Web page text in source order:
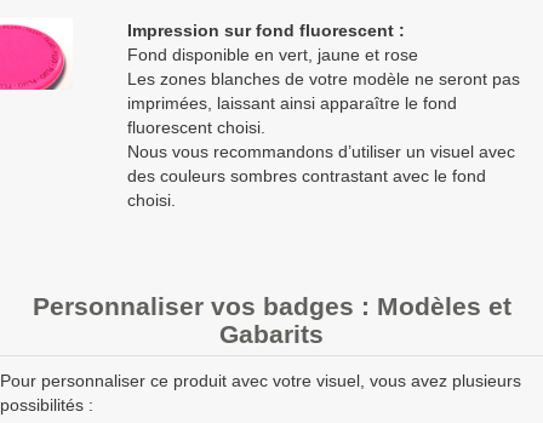
Impression sur fond fluorescent :
Fond disponible en vert, jaune et rose
Les zones blanches de votre modèle ne seront pas
imprimées, laissant ainsi apparaître le fond
fluorescent choisi.
Nous vous recommandons d’utiliser un visuel avec
des couleurs sombres contrastant avec le fond
choisi.
Personnaliser vos badges : Modèles et
Gabarits
Pour personnaliser ce produit avec votre visuel, vous avez plusieurs
possibilités :